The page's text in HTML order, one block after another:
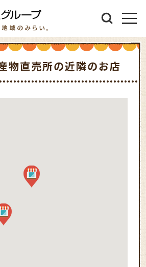
物直売所の近隣のお店